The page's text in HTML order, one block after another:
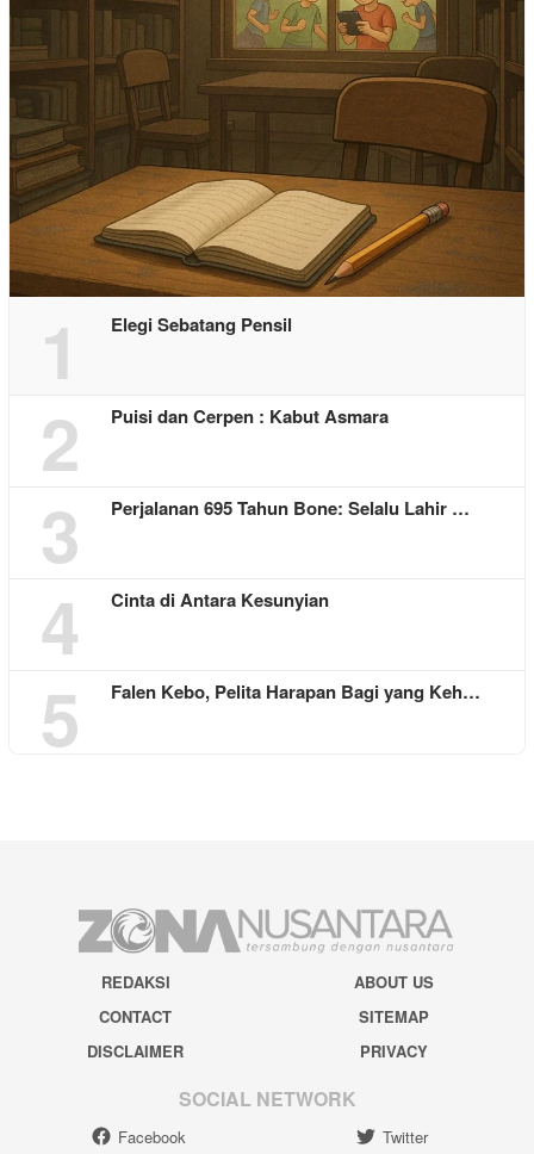
1 Elegi Sebatang Pensil
2 Puisi dan Cerpen : Kabut Asmara
3 Perjalanan 695 Tahun Bone: Selalu Lahir …
4 Cinta di Antara Kesunyian
5 Falen Kebo, Pelita Harapan Bagi yang Keh…
REDAKSI
ABOUT US
CONTACT
SITEMAP
DISCLAIMER
PRIVACY
SOCIAL NETWORK
Facebook Twitter